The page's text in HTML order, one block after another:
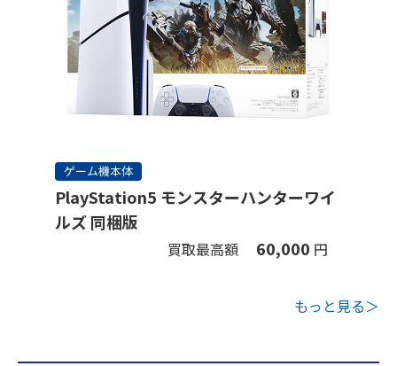
ゲーム機本体
PlayStation5 モンスターハンターワイ
ルズ 同梱版
買取最高額 60,000 円
もっと見る＞